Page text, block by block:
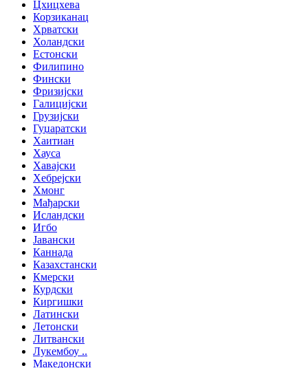
Цхицхева
Корзиканац
Хрватски
Холандски
Естонски
Филипино
Фински
Фризијски
Галицијски
Грузијски
Гуџаратски
Хаитиан
Хауса
Хавајски
Хебрејски
Хмонг
Мађарски
Исландски
Игбо
Јавански
Каннада
Казахстански
Кмерски
Курдски
Киргишки
Латински
Летонски
Литвански
Лукембоу ..
Македонски